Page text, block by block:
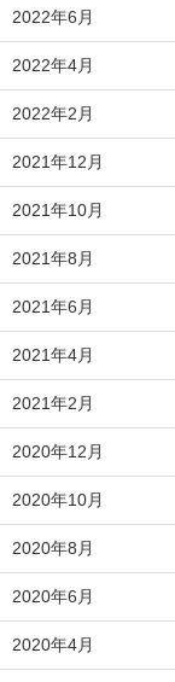
2022年6月
2022年4月
2022年2月
2021年12月
2021年10月
2021年8月
2021年6月
2021年4月
2021年2月
2020年12月
2020年10月
2020年8月
2020年6月
2020年4月